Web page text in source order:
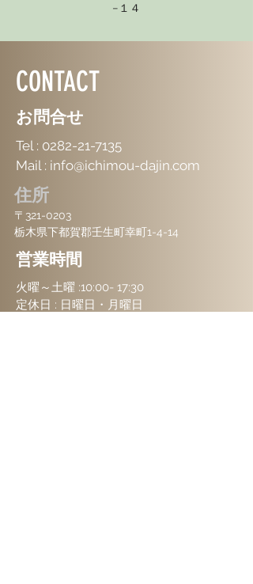
−１４
CONTACT
お問合せ
Tel : 0282-21-7135
Mail : info@ichimou-dajin.com
住所
〒321-0203
栃木県下都賀郡壬生町幸町1-4-14
営業時間
火曜～土曜 :10:00- 17:30
定休日 : ​日曜日・月曜日